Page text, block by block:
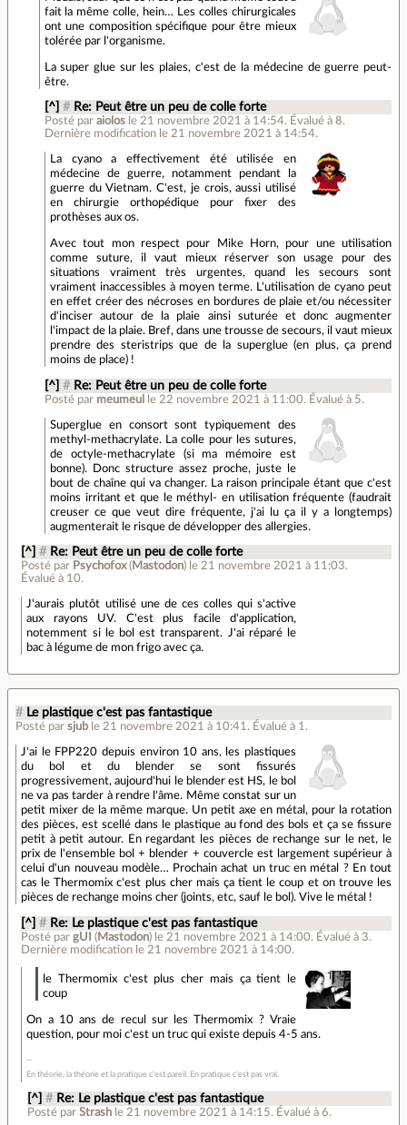
fait la même colle, hein… Les colles chirurgicales
ont une composition spécifique pour être mieux
tolérée par l'organisme.
La super glue sur les plaies, c'est de la médecine de guerre peut-
être.
[^] # Re: Peut être un peu de colle forte
Posté par aiolos le 21 novembre 2021 à 14:54. Évalué à 8.
Dernière modification le 21 novembre 2021 à 14:54.
La cyano a effectivement été utilisée en
médecine de guerre, notamment pendant la
guerre du Vietnam. C'est, je crois, aussi utilisé
en chirurgie orthopédique pour fixer des
prothèses aux os.
Avec tout mon respect pour Mike Horn, pour une utilisation
comme suture, il vaut mieux réserver son usage pour des
situations vraiment très urgentes, quand les secours sont
vraiment inaccessibles à moyen terme. L'utilisation de cyano peut
en effet créer des nécroses en bordures de plaie et/ou nécessiter
d'inciser autour de la plaie ainsi suturée et donc augmenter
l'impact de la plaie. Bref, dans une trousse de secours, il vaut mieux
prendre des steristrips que de la superglue (en plus, ça prend
moins de place) !
[^] # Re: Peut être un peu de colle forte
Posté par meumeul le 22 novembre 2021 à 11:00. Évalué à 5.
Superglue en consort sont typiquement des
methyl-methacrylate. La colle pour les sutures,
de octyle-methacrylate (si ma mémoire est
bonne). Donc structure assez proche, juste le
bout de chaîne qui va changer. La raison principale étant que c'est
moins irritant et que le méthyl- en utilisation fréquente (faudrait
creuser ce que veut dire fréquente, j'ai lu ça il y a longtemps)
augmenterait le risque de développer des allergies.
[^] # Re: Peut être un peu de colle forte
Posté par Psychofox( Mastodon) le 21 novembre 2021 à 11:03.
Évalué à 10.
J'aurais plutôt utilisé une de ces colles qui s'active
aux rayons UV. C'est plus facile d'application,
notemment si le bol est transparent. J'ai réparé le
bac à légume de mon frigo avec ça.
# Le plastique c'est pas fantastique
Posté par sjub le 21 novembre 2021 à 10:41 . Évalué à 1 .
J'ai le FPP220 depuis environ 10 ans, les plastiques
du bol et du blender se sont fissurés
progressivement, aujourd'hui le blender est HS, le bol
ne va pas tarder à rendre l'âme. Même constat sur un
petit mixer de la même marque. Un petit axe en métal, pour la rotation
des pièces, est scellé dans le plastique au fond des bols et ça se fissure
petit à petit autour. En regardant les pièces de rechange sur le net, le
prix de l'ensemble bol + blender + couvercle est largement supérieur à
celui d'un nouveau modèle… Prochain achat un truc en métal ? En tout
cas le Thermomix c'est plus cher mais ça tient le coup et on trouve les
pièces de rechange moins cher (joints, etc, sauf le bol). Vive le métal !
[^] # Re: Le plastique c'est pas fantastique
Posté pargUI ( Mastodon) le 21 novembre 2021 à 14:00. Évalué à 3.
Dernière modification le 21 novembre 2021 à 14:00.
le Thermomix c'est plus cher mais ça tient le
coup
On a 10 ans de recul sur les Thermomix ? Vraie
question, pour moi c'est un truc qui existe depuis 4-5 ans.
En théorie, la théorie et la pratique c'est pareil. En pratique c'est pas vrai.
[^] # Re: Le plastique c'est pas fantastique
Posté par Strash le 21 novembre 2021 à 14:15. Évalué à 6.